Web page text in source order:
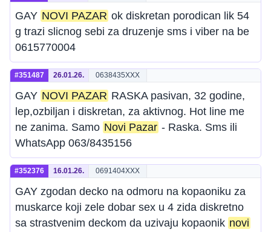
GAY NOVI PAZAR ok diskretan porodican lik 54
g trazi slicnog sebi za druzenje sms i viber na be
0615770004
#351487 26.01.26. 0638435XXX
GAY NOVI PAZAR RASKA pasivan, 32 godine,
lep,ozbiljan i diskretan, za aktivnog. Hot line me
ne zanima. Samo Novi Pazar - Raska. Sms ili
WhatsApp 063/8435156
#352376 16.01.26. 0691404XXX
GAY zgodan decko na odmoru na kopaoniku za
muskarce koji zele dobar sex u 4 zida diskretno
sa strastvenim deckom da uzivaju kopaonik novi